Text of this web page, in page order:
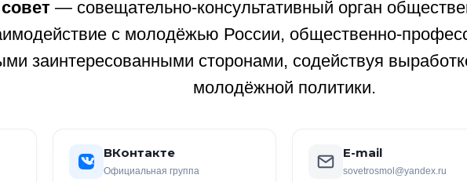
— совещательно-консультативный орган
с молодёжью России, общественно-
заинтересованными сторонами, содействуя
молодёжной политики.
ВКонтакте
Официальная группа
E-mail
sovetrosmol@yandex.ru